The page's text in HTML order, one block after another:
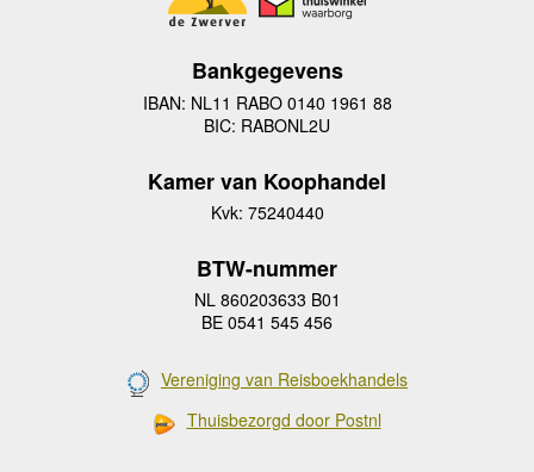
Bankgegevens
IBAN: NL11 RABO 0140 1961 88
BIC: RABONL2U
Kamer van Koophandel
Kvk: 75240440
BTW-nummer
NL 860203633 B01
BE 0541 545 456
Vereniging van Reisboekhandels
Thuisbezorgd door Postnl